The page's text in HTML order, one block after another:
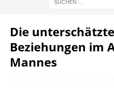
Die
Beziehungen im
Mannes